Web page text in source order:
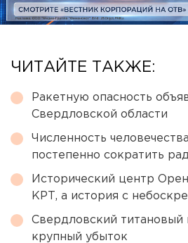
ЧИТАЙТЕ ТАКЖЕ:
Ракетную опасность
Свердловской области
Численность
постепенно сократить
Исторический центр
КРТ, а история с
Свердловский титановый
крупный убыток